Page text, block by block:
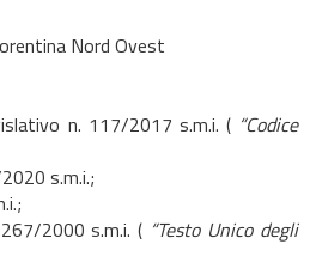
Nord Ovest
n. 117/2017 s.m.i. ( “Codice
s.m.i.;
2000 s.m.i. ( “Testo Unico degli